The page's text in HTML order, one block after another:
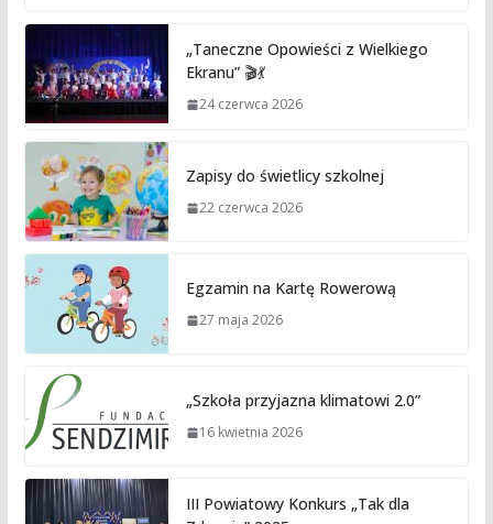
„Taneczne Opowieści z Wielkiego
Ekranu” 🎬💃
24 czerwca 2026
Zapisy do świetlicy szkolnej
22 czerwca 2026
Egzamin na Kartę Rowerową
27 maja 2026
„Szkoła przyjazna klimatowi 2.0”
16 kwietnia 2026
III Powiatowy Konkurs „Tak dla